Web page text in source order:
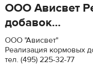
ООО Ависвет
добавок...
ООО "Ависвет"
Реализация кормовых
тел. (495) 225-32-77